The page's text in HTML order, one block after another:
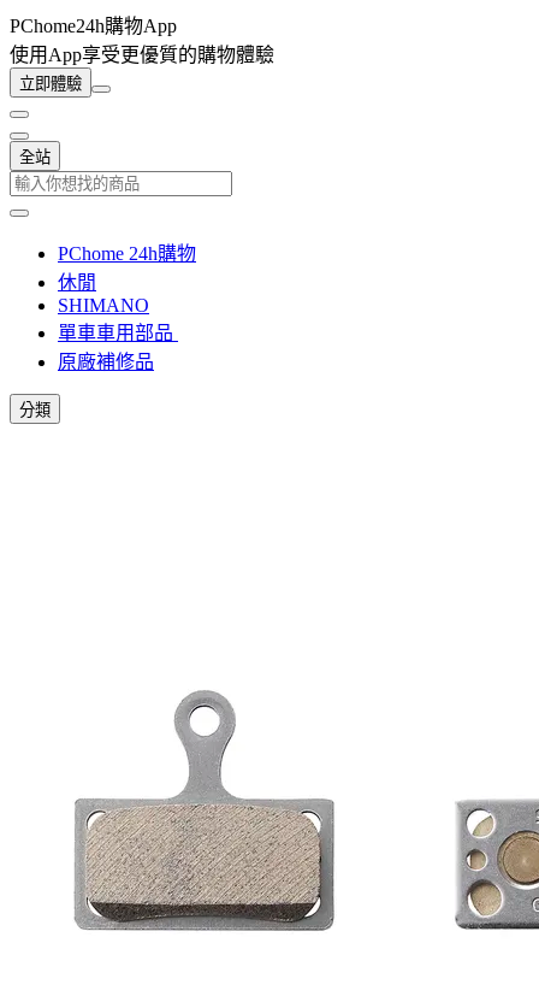
PChome24h購物App
使用App享受更優質的購物體驗
立即體驗
全站
PChome 24h購物
休閒
SHIMANO
單車車用部品
原廠補修品
分類